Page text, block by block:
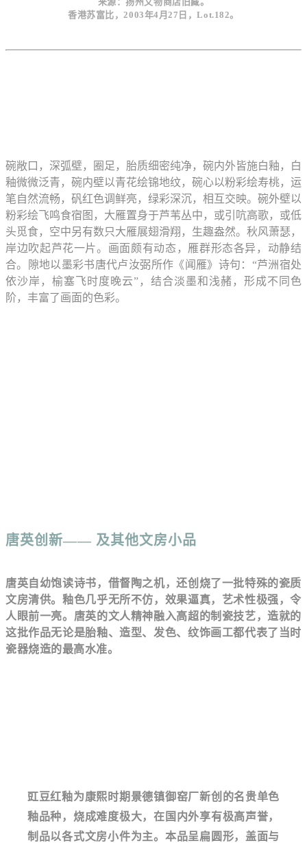
香港苏富比，2003年4月27日，Lot.182。
碗敞口，深弧壁，圈足，胎质细密纯净，碗内外皆施白釉，白
釉微微泛青，碗内壁以青花绘锦地纹，碗心以粉彩绘寿桃，运
笔自然流畅，矾红色调鲜亮，绿彩深沉，相互交映。碗外壁以
粉彩绘飞鸣食宿图，大雁置身于芦苇丛中，或引吭高歌，或低
头觅食，空中另有数只大雁展翅滑翔，生趣盎然。秋风萧瑟，
岸边吹起芦花一片。画面颇有动态，雁群形态各异，动静结
合。隙地以墨彩书唐代卢汝弼所作《闻雁》诗句：“芦洲宿处
依沙岸，榆塞飞时度晚云”，结合淡墨和浅赭，形成不同色
阶，丰富了画面的色彩。
唐英创新—— 及其他文房小品
唐英自幼饱读诗书，借督陶之机，还创烧了一批特殊的瓷质
文房清供。釉色几乎无所不仿，效果逼真，艺术性极强，令
人眼前一亮。唐英的文人精神融入高超的制瓷技艺，造就的
这批作品无论是胎釉、造型、发色、纹饰画工都代表了当时
瓷器烧造的最高水准。
豇豆红釉为康熙时期景德镇御窑厂新创的名贵单色
釉品种，烧成难度极大，在国内外享有极高声誉，
制品以各式文房小件为主。本品呈扁圆形，盖面与